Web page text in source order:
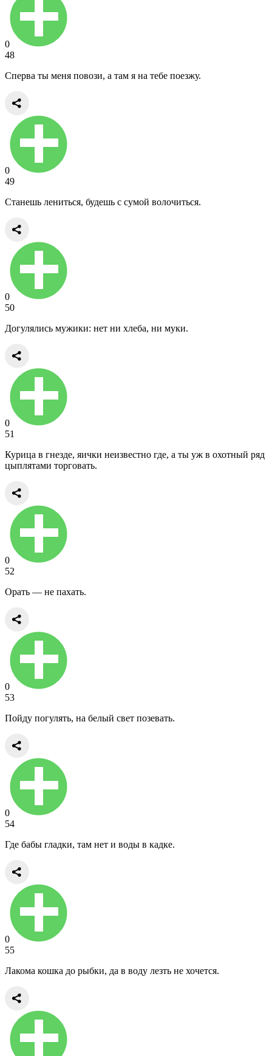
0
48
Сперва ты меня повози, а там я на тебе поезжу.
0
49
Станешь лениться, будешь с сумой волочиться.
0
50
Догулялись мужики: нет ни хлеба, ни муки.
0
51
Курица в гнезде, яички неизвестно где, а ты уж в охотный ряд
цыплятами торговать.
0
52
Орать — не пахать.
0
53
Пойду погулять, на белый свет позевать.
0
54
Где бабы гладки, там нет и воды в кадке.
0
55
Лакома кошка до рыбки, да в воду лезть не хочется.